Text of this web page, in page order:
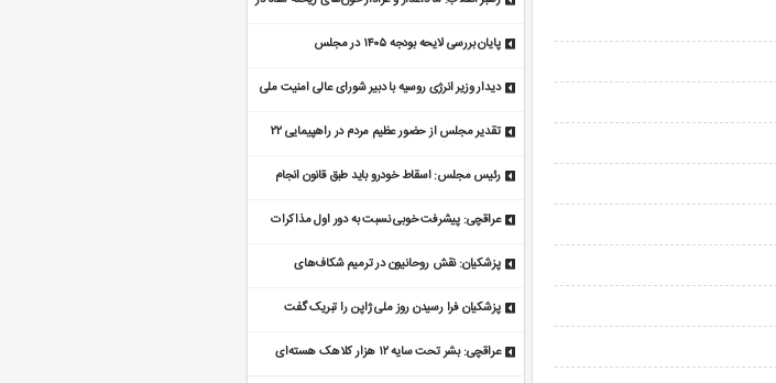
پایان بررسی لایحه بودجه ۱۴۰۵ در مجلس
دیدار وزیر انرژی روسیه با دبیر شورای عالی امنیت ملی
تقدیر مجلس از حضور عظیم مردم در راهپیمایی ۲۲
رئیس مجلس: اسقاط خودرو باید طبق قانون انجام
عراقچی: پیشرفت خوبی نسبت به دور اول مذاکرات
پزشکیان: نقش روحانیون در ترمیم شکاف‌های
پزشکیان فرا رسیدن روز ملی ژاپن را تبریک گفت
عراقچی: بشر تحت سایه ۱۲ هزار کلاهک هسته‌ای